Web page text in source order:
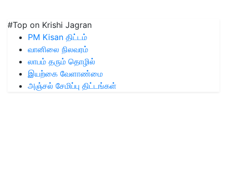
#Top on Krishi Jagran
PM Kisan திட்டம்
வானிலை நிலவரம்
லாபம் தரும் தொழில்
இயற்கை வேளாண்மை
அஞ்சல் சேமிப்பு திட்டங்கள்